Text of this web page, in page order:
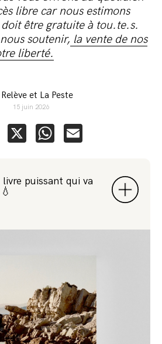
libre car nous estimons
être gratuite à tou.te.s.
soutenir, la vente de nos
liberté.
et La Peste
15 juin 2026
Facebook
X WhatsApp
puissant qui va